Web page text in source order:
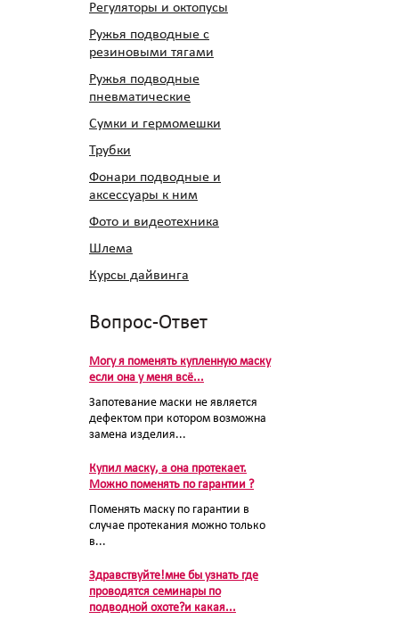
Регуляторы и октопусы
Ружья подводные с
резиновыми тягами
Ружья подводные
пневматические
Сумки и гермомешки
Трубки
Фонари подводные и
аксессуары к ним
Фото и видеотехника
Шлема
Курсы дайвинга
Вопрос-Ответ
Могу я поменять купленную маску
если она у меня всё...
Запотевание маски не является
дефектом при котором возможна
замена изделия...
Купил маску, а она протекает.
Можно поменять по гарантии ?
Поменять маску по гарантии в
случае протекания можно только
в...
Здравствуйте!мне бы узнать где
проводятся семинары по
подводной охоте?и какая...